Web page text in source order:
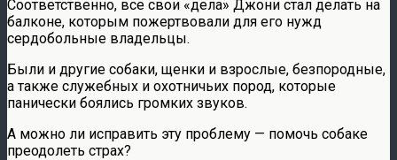
Соответственно, все свои «дела» Джони стал делать на
балконе, которым пожертвовали для его нужд
сердобольные владельцы.
Были и другие собаки, щенки и взрослые, безпородные,
а также служебных и охотничьих пород, которые
панически боялись громких звуков.
А можно ли исправить эту проблему — помочь собаке
преодолеть страх?